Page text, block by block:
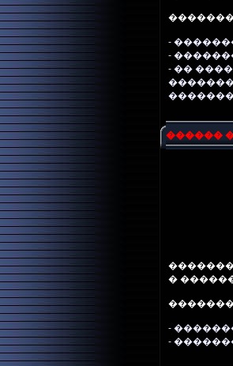
-
-
- ��
������
�
-
-